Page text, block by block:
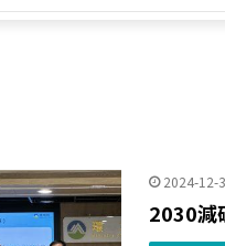
2024-12-
2030減